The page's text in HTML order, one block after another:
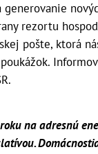
rezortu
pošte, ktorá
na adresnú